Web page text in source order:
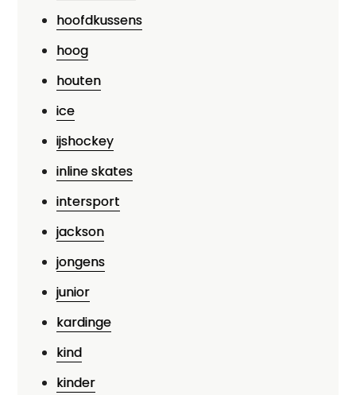
hoofdkussens
hoog
houten
ice
ijshockey
inline skates
intersport
jackson
jongens
junior
kardinge
kind
kinder